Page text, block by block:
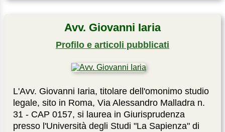
Avv. Giovanni Iaria
Profilo e articoli pubblicati
L'Avv. Giovanni Iaria, titolare dell'omonimo studio
legale, sito in Roma, Via Alessandro Malladra n.
31 - CAP 0157, si laurea in Giurisprudenza
presso l'Università degli Studi "La Sapienza" di